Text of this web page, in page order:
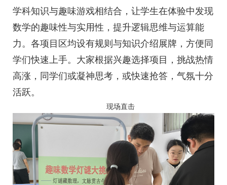
学科知识与趣味游戏相结合，让学生在体验中发现
数学的趣味性与实用性，提升逻辑思维与运算能
力。各项目区均设有规则与知识介绍展牌，方便同
学们快速上手。大家根据兴趣选择项目，挑战热情
高涨，同学们或凝神思考，或快速抢答，气氛十分
活跃。
现场直击